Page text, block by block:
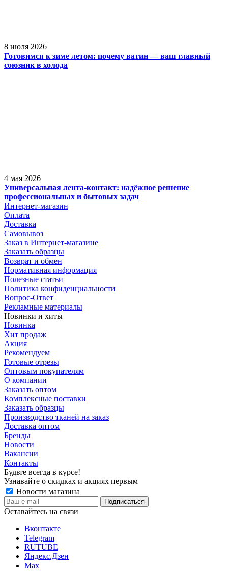
8 июля 2026
Готовимся к зиме летом: почему ватин — ваш главный
союзник в холода
4 мая 2026
Универсальная лента-контакт: надёжное решение
профессиональных и бытовых задач
Интернет-магазин
Оплата
Доставка
Самовывоз
Заказ в Интернет-магазине
Заказать образцы
Возврат и обмен
Нормативная информация
Полезные статьи
Политика конфиденциальности
Вопрос-Ответ
Рекламные материалы
Новинки и хиты
Новинка
Хит продаж
Акция
Рекомендуем
Готовые отрезы
Оптовым покупателям
О компании
Заказать оптом
Комплексные поставки
Заказать образцы
Производство тканей на заказ
Доставка оптом
Бренды
Новости
Вакансии
Контакты
Будьте всегда в курсе!
Узнавайте о скидках и акциях первым
Новости магазина
Оставайтесь на связи
Вконтакте
Telegram
RUTUBE
Яндекс.Дзен
Max